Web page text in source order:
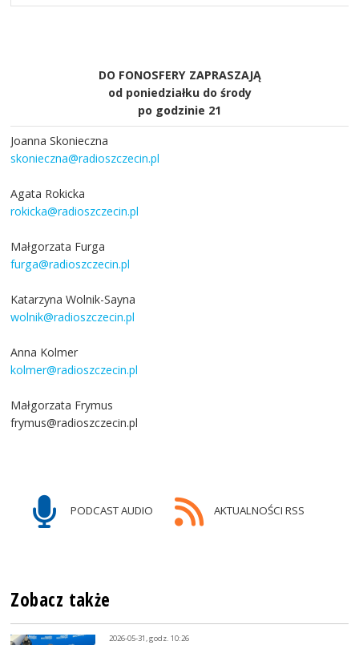
DO FONOSFERY ZAPRASZAJĄ
od poniedziałku do środy
po godzinie 21
Joanna Skonieczna
skonieczna@radioszczecin.pl
Agata Rokicka
rokicka@radioszczecin.pl
Małgorzata Furga
furga@radioszczecin.pl
Katarzyna Wolnik-Sayna
wolnik@radioszczecin.pl
Anna Kolmer
kolmer@radioszczecin.pl
Małgorzata Frymus
frymus@radioszczecin.pl
PODCAST AUDIO AKTUALNOŚCI RSS
Zobacz także
2026-05-31, godz. 10:26